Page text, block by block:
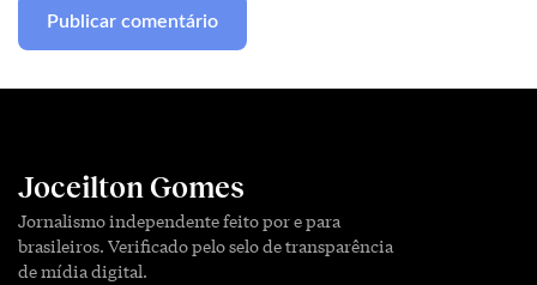
Joceilton Gomes
Jornalismo independente feito por e para
brasileiros. Verificado pelo selo de transparência
de mídia digital.